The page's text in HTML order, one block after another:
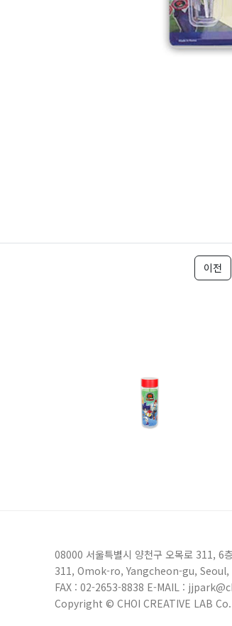
이전
08000 서울특별시 양천구 오목로 311, 6
311, Omok-ro, Yangcheon-gu, Seoul,
FAX : 02-2653-8838 E-MAIL :
Copyright © CHOI CREATIVE LAB